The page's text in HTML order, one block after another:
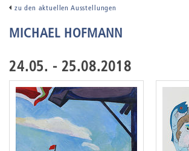
zu den aktuellen Ausstellungen
MICHAEL HOFMANN
24.05. - 25.08.2018